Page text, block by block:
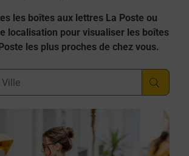
les boîtes aux lettres La Poste ou
localisation pour visualiser les boîtes
les plus proches de chez vous.
Code Postal